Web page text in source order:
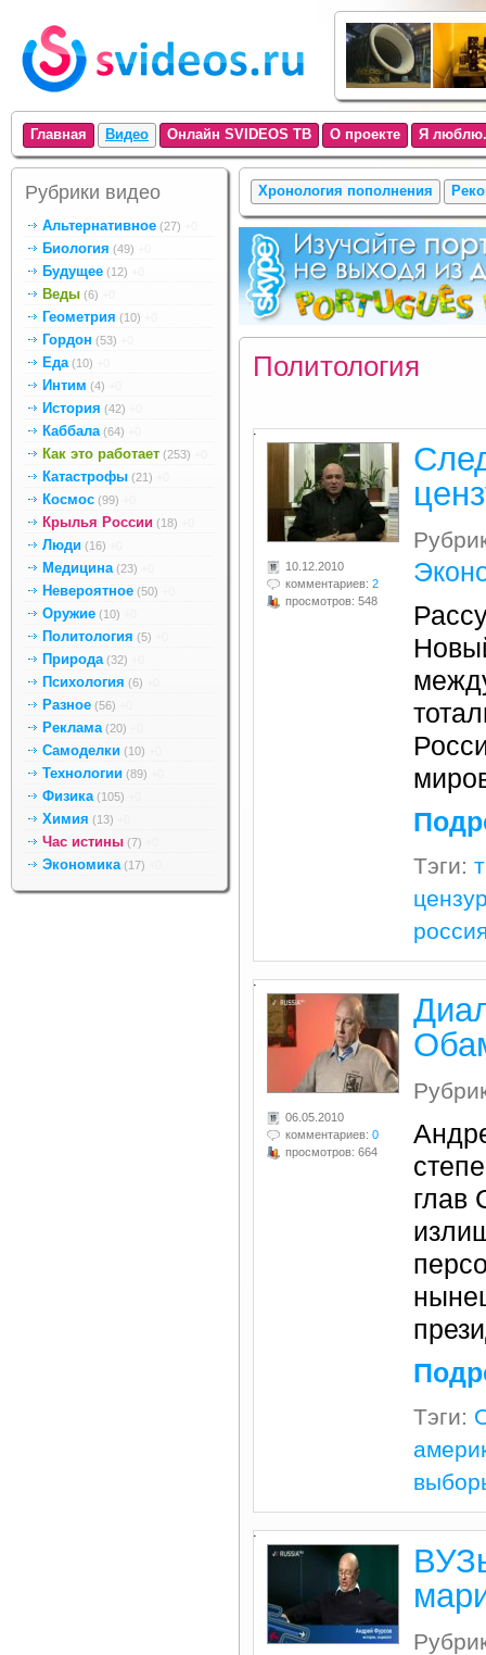
Главная Видео Онлайн SVIDEOS ТВ О проекте Я
Рубрики видео
Альтернативное (27)
Биология (49)
Будущее (12)
Веды (6)
Геометрия (10)
Гордон (53)
Еда (10)
Интим (4)
История (42)
Каббала (64)
Как это работает (253)
Катастрофы (21)
Космос (99)
Крылья России (18)
Люди (16)
Медицина (23)
Невероятное (50)
Оружие (10)
Политология (5)
Природа (32)
Психология (6)
Разное (56)
Реклама (20)
Самоделки (10)
Технологии (89)
Физика (105)
Химия (13)
Час истины (7)
Экономика (17)
Хронология пополнения
Политология
.
10.12.2010
комментариев: 2
просмотров: 548
Тэги:
.
06.05.2010
комментариев: 0
просмотров: 664
глав
Тэги:
.